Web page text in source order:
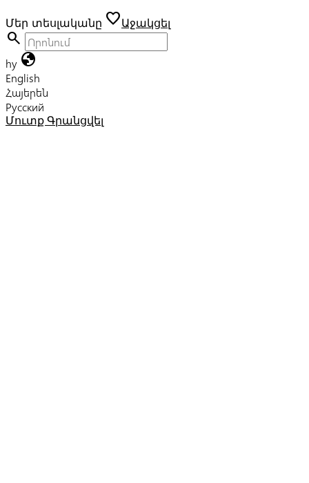
Մեր տեսլականը favoriteԱջակցել
search
hy globe
English
Հայերեն
Русский
Մուտք Գրանցվել